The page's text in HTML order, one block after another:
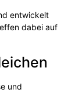
entwickelt
dabei auf
und